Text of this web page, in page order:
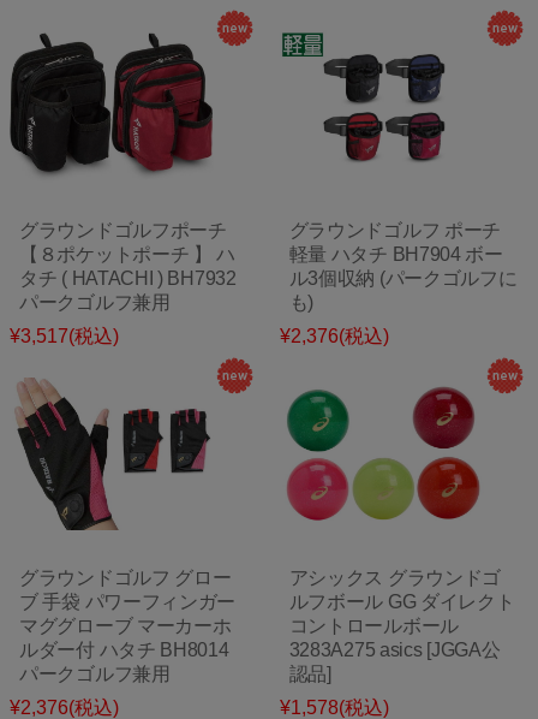
グラウンドゴルフポーチ
【８ポケットポーチ 】 ハ
タチ ( HATACHI ) BH7932
パークゴルフ兼用
¥3,517(税込)
グラウンドゴルフ ポーチ
軽量 ハタチ BH7904 ボー
ル3個収納 (パークゴルフに
も)
¥2,376(税込)
グラウンドゴルフ グロー
ブ 手袋 パワーフィンガー
マググローブ マーカーホ
ルダー付 ハタチ BH8014
パークゴルフ兼用
¥2,376(税込)
アシックス グラウンドゴ
ルフボール GG ダイレクト
コントロールボール
3283A275 asics [JGGA公
認品]
¥1,578(税込)